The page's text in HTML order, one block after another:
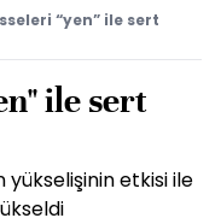
“yen” ile sert
ile sert
etkisi ile